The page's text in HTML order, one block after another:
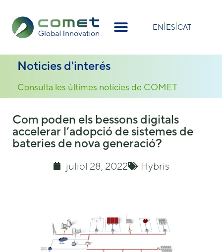
EN ES CAT
Noticies d'interés
Consulta les últimes notícies de COMET
Com poden els bessons digitals
accelerar l’adopció de sistemes de
bateries de nova generació?
juliol 28, 2022 Hybris